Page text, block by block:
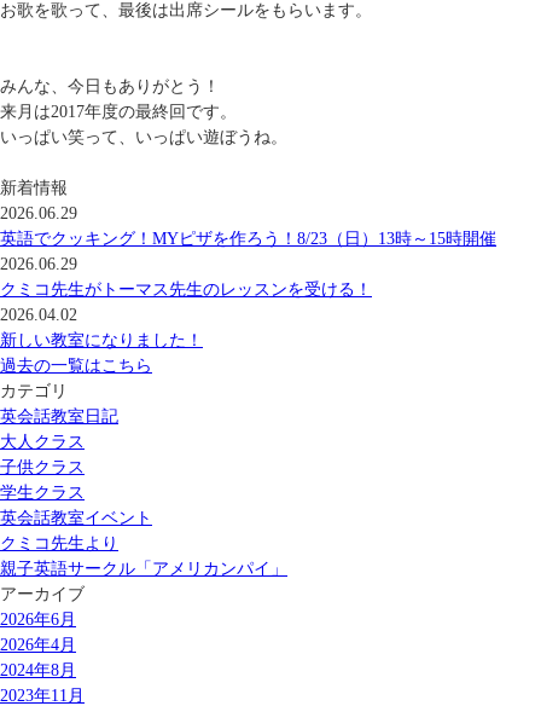
お歌を歌って、最後は出席シールをもらいます。
みんな、今日もありがとう！
来月は2017年度の最終回です。
いっぱい笑って、いっぱい遊ぼうね。
新着情報
2026.06.29
英語でクッキング！MYピザを作ろう！8/23（日）13時～15時開催
2026.06.29
クミコ先生がトーマス先生のレッスンを受ける！
2026.04.02
新しい教室になりました！
過去の一覧はこちら
カテゴリ
英会話教室日記
大人クラス
子供クラス
学生クラス
英会話教室イベント
クミコ先生より
親子英語サークル「アメリカンパイ」
アーカイブ
2026年6月
2026年4月
2024年8月
2023年11月